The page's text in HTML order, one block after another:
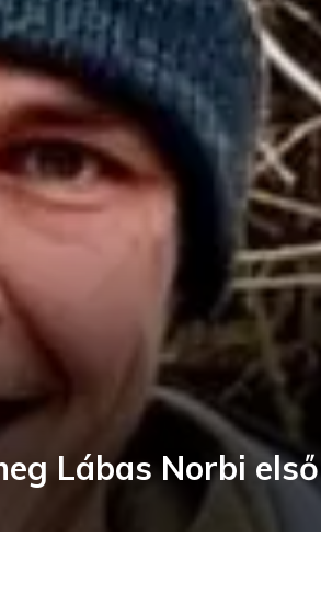
Lábas Norbi